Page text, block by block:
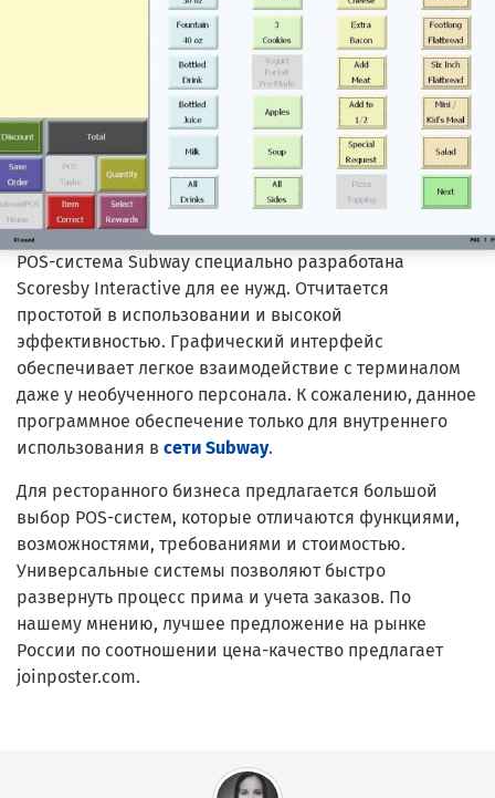
POS-система Subway специально разработана
Scoresby Interactive для ее нужд. Отчитается
простотой в использовании и высокой
эффективностью. Графический интерфейс
обеспечивает легкое взаимодействие с терминалом
даже у необученного персонала. К сожалению, данное
программное обеспечение только для внутреннего
использования в сети Subway.
Для ресторанного бизнеса предлагается большой
выбор POS-систем, которые отличаются функциями,
возможностями, требованиями и стоимостью.
Универсальные системы позволяют быстро
развернуть процесс прима и учета заказов. По
нашему мнению, лучшее предложение на рынке
России по соотношении цена-качество предлагает
joinposter.com.